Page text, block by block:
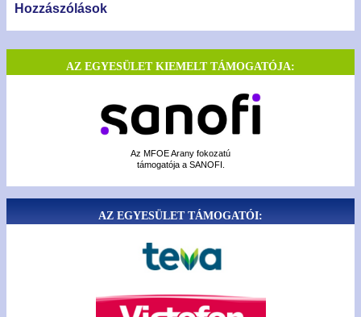
Hozzászólások
AZ EGYESÜLET KIEMELT TÁMOGATÓJA:
Az MFOE Arany fokozatú
támogatója a SANOFI.
AZ EGYESÜLET TÁMOGATÓI: